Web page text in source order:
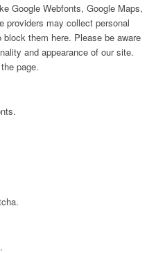
Google Webfonts, Google Maps,
providers may collect personal
them here. Please be aware
and appearance of our site.
page.